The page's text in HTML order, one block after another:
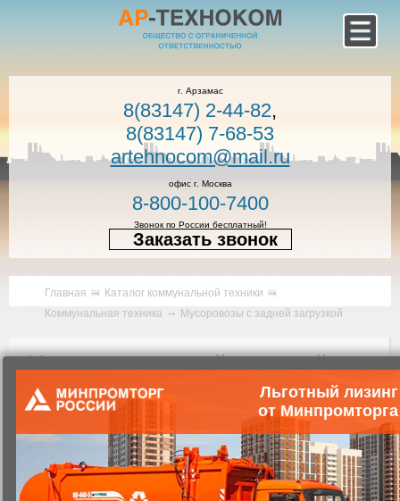
г. Арзамас
8(83147) 2-44-82,
8(83147) 7-68-53
artehnocom@mail.ru
офис г. Москва
8-800-100-7400
Звонок по России бесплатный!
Заказать звонок
Главная
Каталог коммунальной техники
Коммунальная техника
Мусоровозы с задней загрузкой
Мусоровоз с задней загрузкой
КО-440В1-01
Льготный лизинг
от Минпромторга